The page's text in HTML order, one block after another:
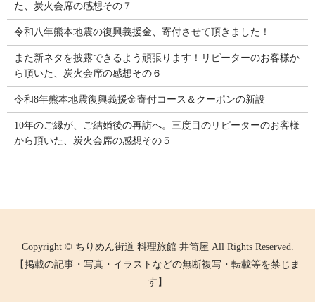
た、炭火会席の感想その７
令和八年熊本地震の復興義援金、寄付させて頂きました！
また新ネタを披露できるよう頑張ります！リピーターのお客様か
ら頂いた、炭火会席の感想その６
令和8年熊本地震復興義援金寄付コース＆クーポンの新設
10年のご縁が、ご結婚後の再訪へ。三度目のリピーターのお客様
から頂いた、炭火会席の感想その５
Copyright © ちりめん街道 料理旅館 井筒屋 All Rights Reserved.
【掲載の記事・写真・イラストなどの無断複写・転載等を禁じま
す】